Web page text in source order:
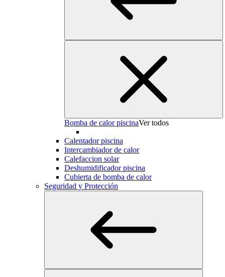
Bomba de calor piscinaVer todos
Calentador piscina
Intercambiador de calor
Calefaccion solar
Deshumidificador piscina
Cubierta de bomba de calor
Seguridad y Protección